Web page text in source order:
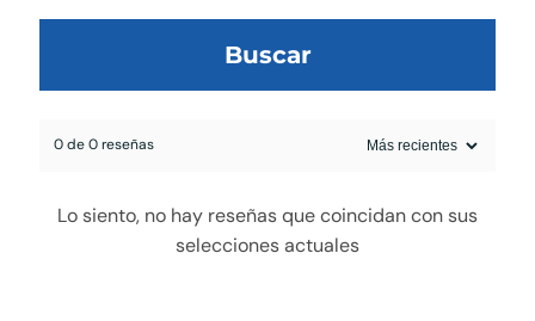
a la cotización
Buscar
0 de 0 reseñas
Lo siento, no hay reseñas que coincidan con sus
selecciones actuales